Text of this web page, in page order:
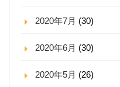
2020年7月 (30)
2020年6月 (30)
2020年5月 (26)